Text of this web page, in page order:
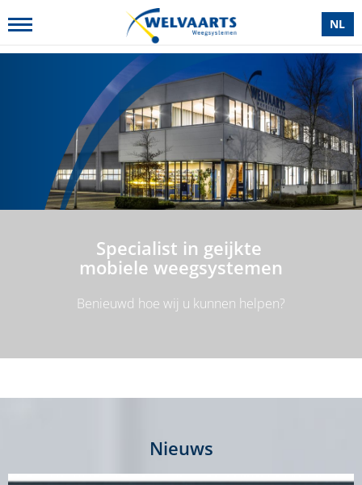
NL
Specialist in geijkte
mobiele weegsystemen
Benieuwd hoe wij u kunnen helpen?
Nieuws